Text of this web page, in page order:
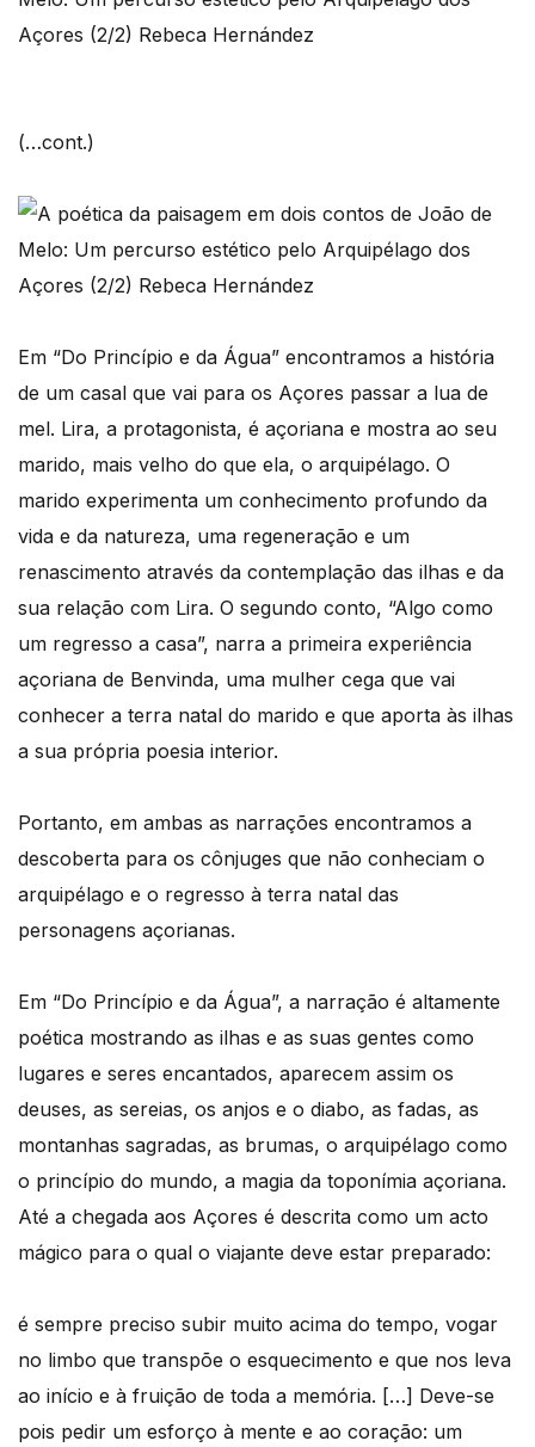
(…cont.)
Em “Do Princípio e da Água” encontramos a história
de um casal que vai para os Açores passar a lua de
mel. Lira, a protagonista, é açoriana e mostra ao seu
marido, mais velho do que ela, o arquipélago. O
marido experimenta um conhecimento profundo da
vida e da natureza, uma regeneração e um
renascimento através da contemplação das ilhas e da
sua relação com Lira. O segundo conto, “Algo como
um regresso a casa”, narra a primeira experiência
açoriana de Benvinda, uma mulher cega que vai
conhecer a terra natal do marido e que aporta às ilhas
a sua própria poesia interior.
Portanto, em ambas as narrações encontramos a
descoberta para os cônjuges que não conheciam o
arquipélago e o regresso à terra natal das
personagens açorianas.
Em “Do Princípio e da Água”, a narração é altamente
poética mostrando as ilhas e as suas gentes como
lugares e seres encantados, aparecem assim os
deuses, as sereias, os anjos e o diabo, as fadas, as
montanhas sagradas, as brumas, o arquipélago como
o princípio do mundo, a magia da toponímia açoriana.
Até a chegada aos Açores é descrita como um acto
mágico para o qual o viajante deve estar preparado:
é sempre preciso subir muito acima do tempo, vogar
no limbo que transpõe o esquecimento e que nos leva
ao início e à fruição de toda a memória. […] Deve-se
pois pedir um esforço à mente e ao coração: um